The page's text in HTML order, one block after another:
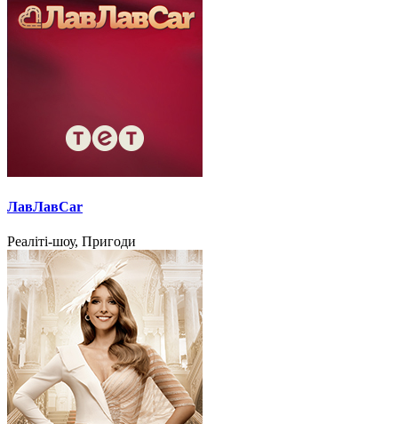
ЛавЛавCar
Реаліті-шоу, Пригоди